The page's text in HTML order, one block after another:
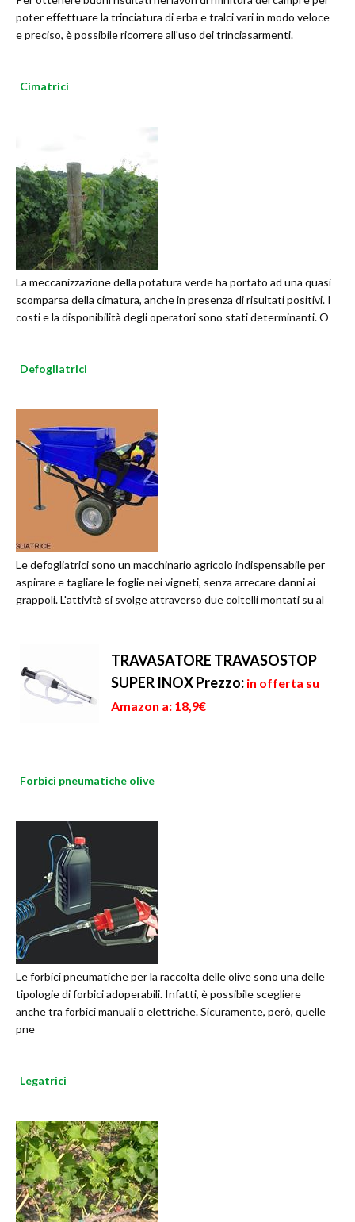
poter effettuare la trinciatura di erba e tralci vari in modo veloce
e preciso, è possibile ricorrere all'uso dei trinciasarmenti.
Cimatrici
La meccanizzazione della potatura verde ha portato ad una quasi
scomparsa della cimatura, anche in presenza di risultati positivi. I
costi e la disponibilità degli operatori sono stati determinanti. O
Defogliatrici
Le defogliatrici sono un macchinario agricolo indispensabile per
aspirare e tagliare le foglie nei vigneti, senza arrecare danni ai
grappoli. L'attività si svolge attraverso due coltelli montati su al
TRAVASATORE TRAVASOSTOP
SUPER INOXPrezzo: in offerta su
Amazon a: 18,9€
Forbici pneumatiche olive
Le forbici pneumatiche per la raccolta delle olive sono una delle
tipologie di forbici adoperabili. Infatti, è possibile scegliere
anche tra forbici manuali o elettriche. Sicuramente, però, quelle
pne
Legatrici